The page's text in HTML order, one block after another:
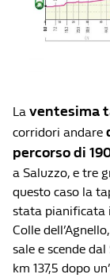
La ventesima
corridori andare
percorso di
a Saluzzo, e tre
questo caso la
stata pianificata
Colle
sale e scende
km 137,5 dopo